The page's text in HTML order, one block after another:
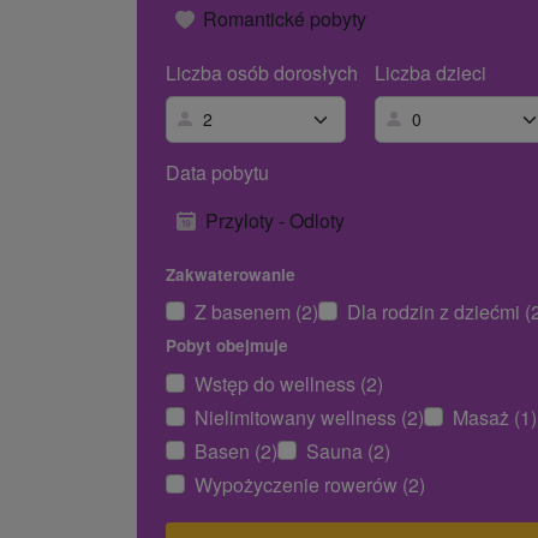
Romantické pobyty
Liczba osób dorosłych
Liczba dzieci
Data pobytu
Przyloty - Odloty
Zakwaterowanie
Z basenem (2) Dla rodzin z dziećmi
Pobyt obejmuje
Wstęp do wellness (2)
Nielimitowany wellness (2)
Masaż (1)
Basen (2)
Sauna (2)
Wypożyczenie rowerów (2)